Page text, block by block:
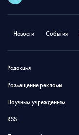
Новости События
Редакция
Размещение рекламы
Научным учреждениям
RSS